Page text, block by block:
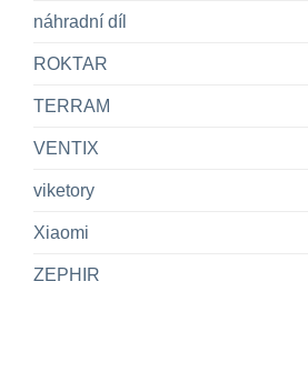
náhradní díl
ROKTAR
TERRAM
VENTIX
viketory
Xiaomi
ZEPHIR